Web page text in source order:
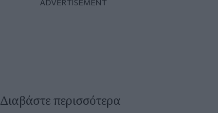
Διαβάστε περισσότερα